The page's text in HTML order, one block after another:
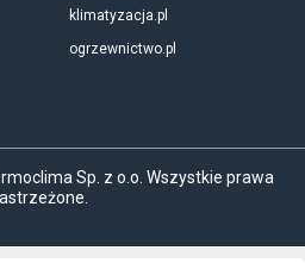
klimatyzacja.pl
ogrzewnictwo.pl
Sp. z o.o. Wszystkie prawa